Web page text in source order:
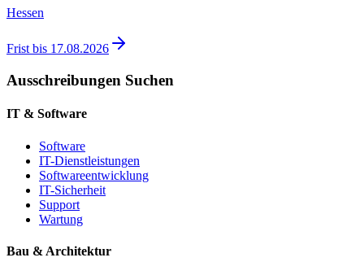
Hessen
Frist bis 17.08.2026
Ausschreibungen Suchen
IT & Software
Software
IT-Dienstleistungen
Softwareentwicklung
IT-Sicherheit
Support
Wartung
Bau & Architektur